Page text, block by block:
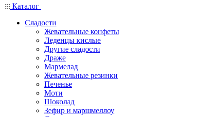
Каталог
Сладости
Жевательные конфеты
Леденцы кислые
Другие сладости
Драже
Мармелад
Жевательные резинки
Печенье
Моти
Шоколад
Зефир и маршмеллоу